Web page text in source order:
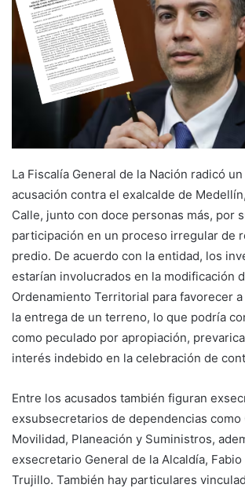
La Fiscalía General de la Nación radicó
acusación contra el exalcalde de
Calle, junto con doce personas más, por
participación en un proceso irregular de
predio. De acuerdo con la entidad, los
estarían involucrados en la modificación
Ordenamiento Territorial para favorecer
la entrega de un terreno, lo que podría
como peculado por apropiación,
interés indebido en la celebración de
Entre los acusados también figuran
exsubsecretarios de dependencias como
Movilidad, Planeación y Suministros,
exsecretario General de la Alcaldía,
Trujillo. También hay particulares